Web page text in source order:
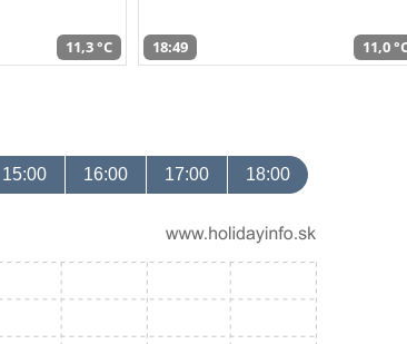
11,3 °C 18:49 11,0
15:00 16:00 17:00 18:00